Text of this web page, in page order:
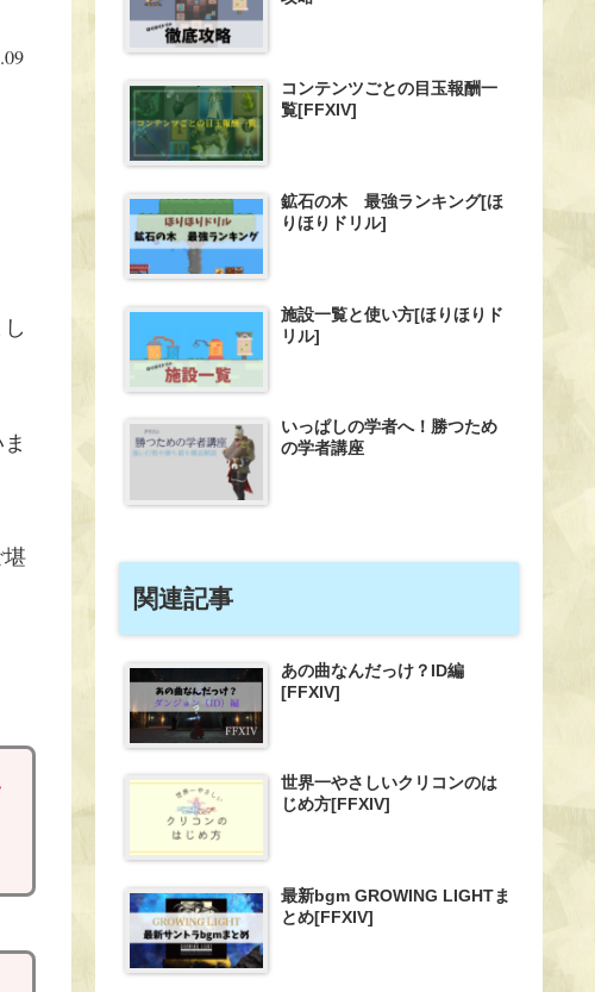
堪
コンテンツごとの目玉報酬一
覧[FFXIV]
鉱石の木 最強ランキング[ほ
りほりドリル]
施設一覧と使い方[ほりほりド
リル]
いっぱしの学者へ！勝つため
の学者講座
関連記事
あの曲なんだっけ？ID編
[FFXIV]
世界一やさしいクリコンのは
じめ方[FFXIV]
最新bgm GROWING LIGHTま
とめ[FFXIV]